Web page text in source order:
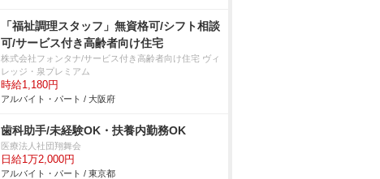
「福祉調理スタッフ」無資格可/シフト相談
可/サービス付き高齢者向け住宅
株式会社フォンタナ/サービス付き高齢者向け住宅 ヴィ
レッジ・泉プレミアム
時給1,180円
アルバイト・パート / 大阪府
歯科助手/未経験OK・扶養内勤務OK
医療法人社団翔舞会
日給1万2,000円
アルバイト・パート / 東京都